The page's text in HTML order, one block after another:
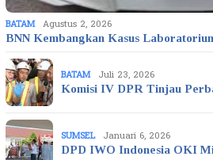
BATAM Agustus 2, 2026
BNN Kembangkan Kasus
BATAM Juli 23, 2026
Komisi IV DPR Tinjau
SUMSEL Januari 6, 2026
DPD IWO Indonesia OKI